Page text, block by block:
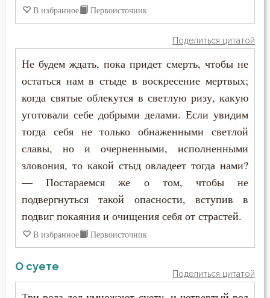
Воспитание
Гнев
Гнев Божий
Гонение
Гордость
Грех
Девство
Игнатий Антиохийский
Иероним Стридонский
Иларион Оптинский (Пономарёв)
Илия Екдик
Иоанн Дамаскин
Иоанн Златоуст
Иоанн Карпафский
Иоанн Кассиан Римлянин
В избранное Первоисточник
Поделиться цитатой
Не будем ждать, пока придет смерть, чтобы не
остаться нам в стыде в воскресение мертвых;
когда святые облекутся в светлую ризу, какую
уготовали себе добрыми делами. Если увидим
тогда себя не только обнаженными светлой
славы, но и очерненными, исполненными
зловония, то какой стыд овладеет тогда нами?
— Постараемся же о том, чтобы не
подвергнуться такой опасности, вступив в
подвиг покаяния и очищения себя от страстей.
В избранное Первоисточник
О суете
Поделиться цитатой